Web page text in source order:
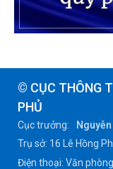
© CỤC THÔNG
PHỦ
Cục trưởng:
Trụ sở: 16 Lê Hồng
Điện thoại: Văn